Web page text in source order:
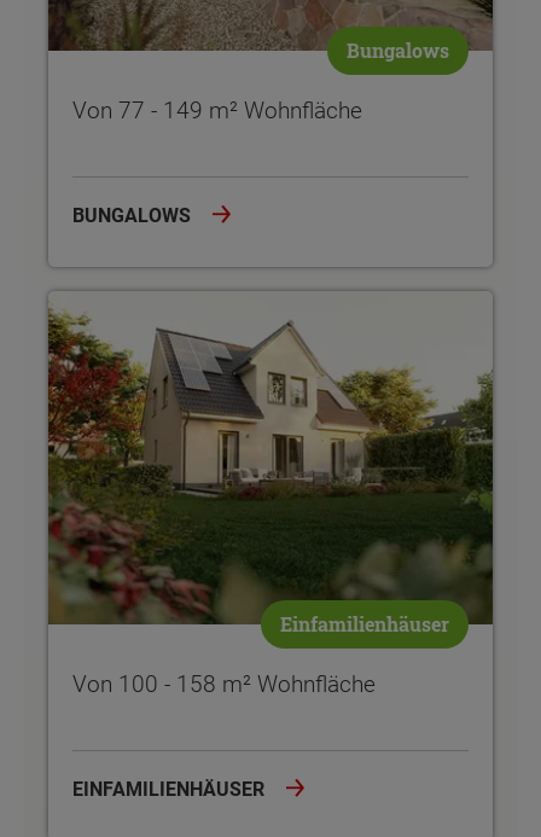
Bungalows
Von 77 - 149 m² Wohnfläche
BUNGALOWS
Von 100 - 158 m² Wohnfläche
Einfamilienhäuser
Von 100 - 158 m² Wohnfläche
EINFAMILIENHÄUSER